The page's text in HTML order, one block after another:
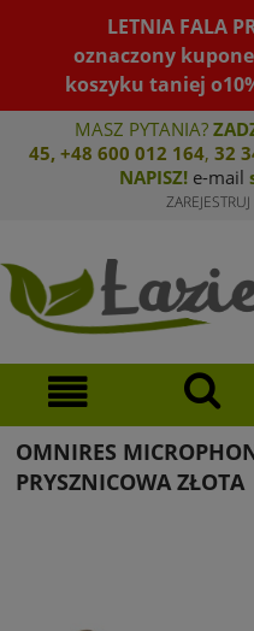
LETNIA FALA
oznaczony
koszyku taniej
MASZ PYTANIA?
45, +48 600 012 164, 32
NAPISZ! e-mail
OMNIRES
PRYSZNICOWA ZŁOTA